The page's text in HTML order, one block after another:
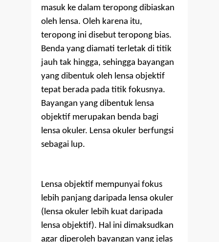
masuk ke dalam teropong dibiaskan
oleh lensa. Oleh karena itu,
teropong ini disebut teropong bias.
Benda yang diamati terletak di titik
jauh tak hingga, sehingga bayangan
yang dibentuk oleh lensa objektif
tepat berada pada titik fokusnya.
Bayangan yang dibentuk lensa
objektif merupakan benda bagi
lensa okuler. Lensa okuler berfungsi
sebagai lup.
Lensa objektif mempunyai fokus
lebih panjang daripada lensa okuler
(lensa okuler lebih kuat daripada
lensa objektif). Hal ini dimaksudkan
agar diperoleh bayangan yang jelas